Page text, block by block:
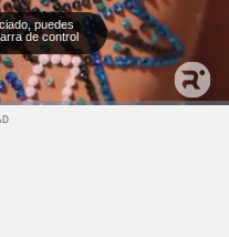
puedes
de control